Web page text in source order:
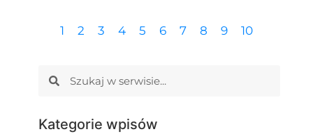
1 2 3 4 5 6 7 8 9 10
Kategorie wpisów